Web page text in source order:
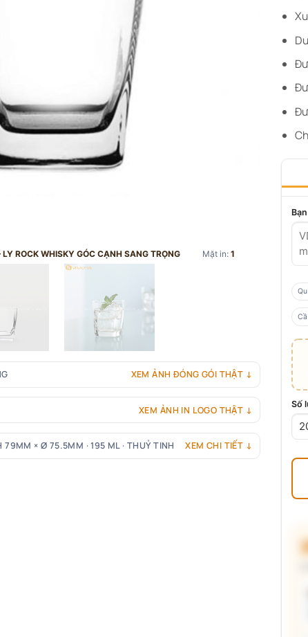
ROCK WHISKY GÓC CẠNH SANG TRỌNG Mặt in: 1
XEM ẢNH ĐÓNG GÓI THẬT ↓
XEM ẢNH IN LOGO THẬT ↓
79MM × Ø 75.5MM · 195 ML · THUỶ TINH XEM CHI TIẾT ↓
Số